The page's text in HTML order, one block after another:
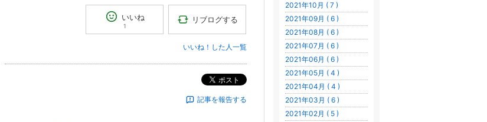
いいね
1
リブログする
いいね！した人一覧
ポスト
記事を報告する
2021年10月 ( 7 )
2021年09月 ( 6 )
2021年08月 ( 6 )
2021年07月 ( 6 )
2021年06月 ( 6 )
2021年05月 ( 4 )
2021年04月 ( 4 )
2021年03月 ( 6 )
2021年02月 ( 5 )